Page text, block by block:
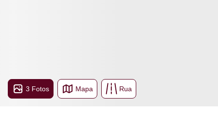
3 Fotos Mapa Rua